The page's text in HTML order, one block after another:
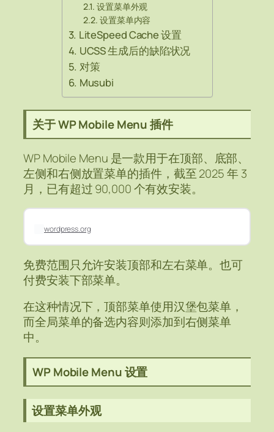
设置菜单外观
设置菜单内容
LiteSpeed Cache 设置
UCSS 生成后的缺陷状况
对策
Musubi
关于 WP Mobile Menu 插件
WP Mobile Menu 是一款用于在顶部、底部、
左侧和右侧放置菜单的插件，截至 2025 年 3
月，已有超过 90,000 个有效安装。
wordpress.org
免费范围只允许安装顶部和左右菜单。也可
付费安装下部菜单。
在这种情况下，顶部菜单使用汉堡包菜单，
而全局菜单的备选内容则添加到右侧菜单
中。
WP Mobile Menu 设置
设置菜单外观